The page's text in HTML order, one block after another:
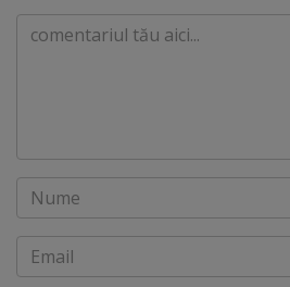
Comentariu
Nume
Email